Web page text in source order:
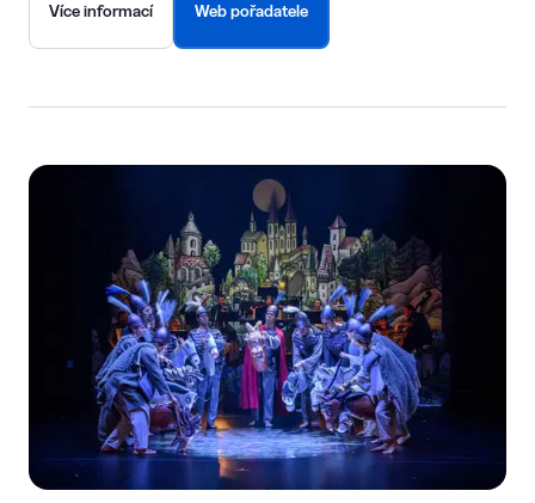
Více informací Web pořadatele